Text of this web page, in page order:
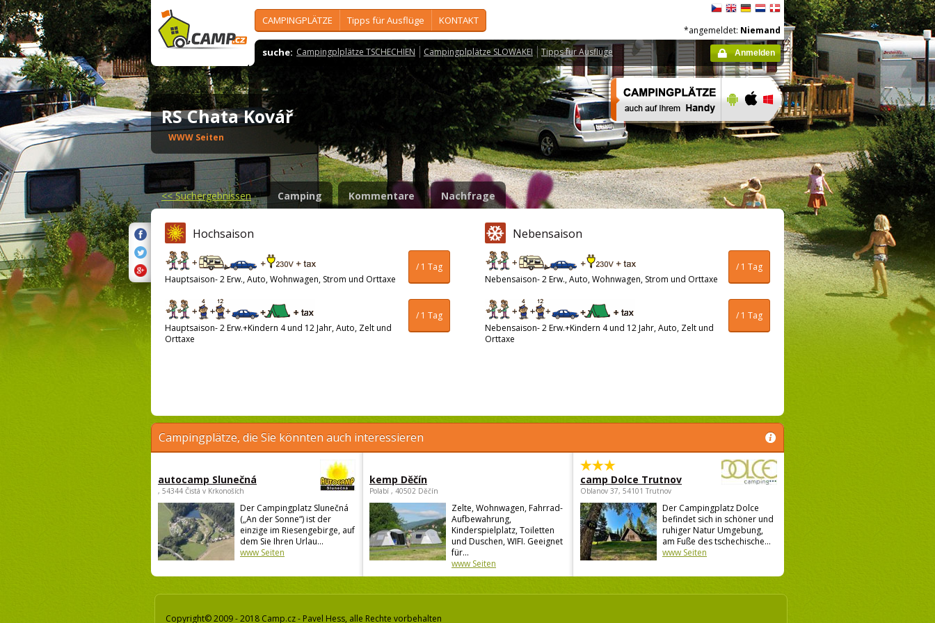
CAMPINGPLÄTZE Tipps für Ausflüge KONTAKT
suche: Campingplplätze TSCHECHIEN Campingplplätze SLOWAKEI Tipps für Ausflüge
*angemeldet: Niemand
Anmelden
RS Chata Kovář
WWW Seiten
<<Suchergebnissen Camping Kommentare Nachfrage
Hochsaison
/ 1 Tag
Hauptsaison- 2 Erw., Auto, Wohnwagen, Strom und Orttaxe
/ 1 Tag
Hauptsaison- 2 Erw.+Kindern 4 und 12 Jahr, Auto, Zelt und
Orttaxe
Nebensaison
/ 1 Tag
Nebensaison- 2 Erw., Auto, Wohnwagen, Strom und Orttaxe
/ 1 Tag
Nebensaison- 2 Erw.+Kindern 4 und 12 Jahr, Auto, Zelt und
Orttaxe
Campingplätze, die Sie könnten auch interessieren
autocamp Slunečná
, 54344 Čistá v Krkonoších
Der Campingplatz Slunečná
(„An der Sonne“) ist der
einzige im Riesengebirge, auf
dem Sie Ihren Urlau...
www Seiten
kemp Děčín
Polabí , 40502 Děčín
Zelte, Wohnwagen, Fahrrad-
Aufbewahrung,
Kinderspielplatz, Toiletten
und Duschen, WIFI. Geeignet
für...
www Seiten
camp Dolce Trutnov
Oblanov 37, 54101 Trutnov
Der Campingplatz Dolce
befindet sich in schöner und
ruhiger Natur Umgebung,
am Fuße des tschechische...
www Seiten
Copyright© 2009 - 2018 Camp.cz - Pavel Hess, alle Rechte vorbehalten